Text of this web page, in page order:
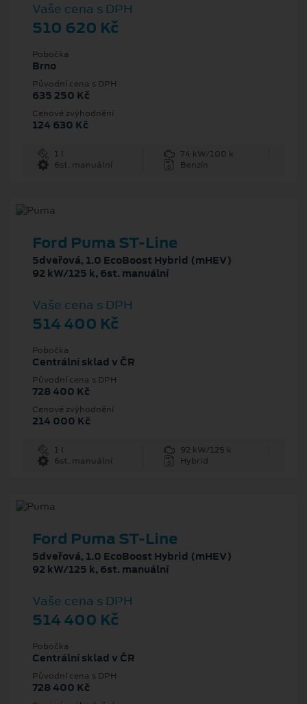
Vaše cena s DPH
510 620 Kč
Pobočka
Brno
Původní cena s DPH
635 250 Kč
Cenové zvýhodnění
124 630 Kč
1 l
74 kW/100 k
6st. manuální
Benzín
Ford Puma ST-Line
5dveřová, 1.0 EcoBoost Hybrid (mHEV)
92 kW/125 k, 6st. manuální
Vaše cena s DPH
514 400 Kč
Pobočka
Centrální sklad v ČR
Původní cena s DPH
728 400 Kč
Cenové zvýhodnění
214 000 Kč
1 l
92 kW/125 k
6st. manuální
Hybrid
Ford Puma ST-Line
5dveřová, 1.0 EcoBoost Hybrid (mHEV)
92 kW/125 k, 6st. manuální
Vaše cena s DPH
514 400 Kč
Pobočka
Centrální sklad v ČR
Původní cena s DPH
728 400 Kč